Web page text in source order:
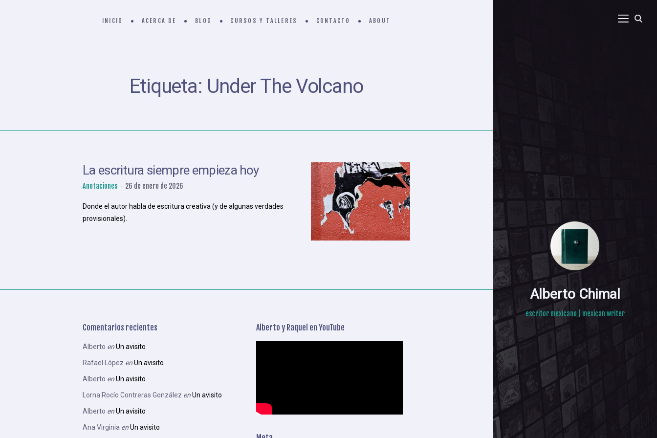
Alberto Chimal
escritor mexicano | mexican writer
INICIO ACERCA DE BLOG CURSOS Y TALLERES CONTACTO ABOUT
Etiqueta: Under The Volcano
La escritura siempre empieza hoy
Anotaciones 26 de enero de 2026
Donde el autor habla de escritura creativa (y de algunas verdades
provisionales).
Comentarios recientes
Alberto enUn avisito
Rafael López enUn avisito
Alberto enUn avisito
Lorna Rocío Contreras González enUn avisito
Alberto enUn avisito
Ana Virginia enUn avisito
Alberto y Raquel en YouTube